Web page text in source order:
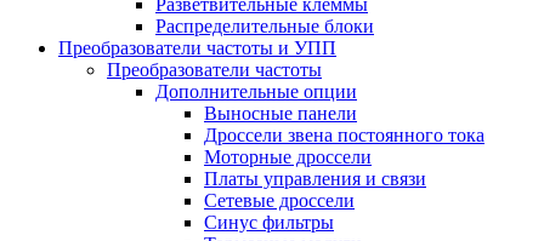
Разветвительные клеммы
Распределительные блоки
Преобразователи частоты и УПП
Преобразователи частоты
Дополнительные опции
Выносные панели
Дроссели звена постоянного тока
Моторные дроссели
Платы управления и связи
Сетевые дроссели
Синус фильтры